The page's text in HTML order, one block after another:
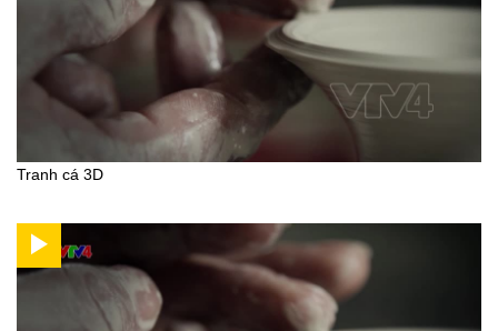
Tranh cá 3D